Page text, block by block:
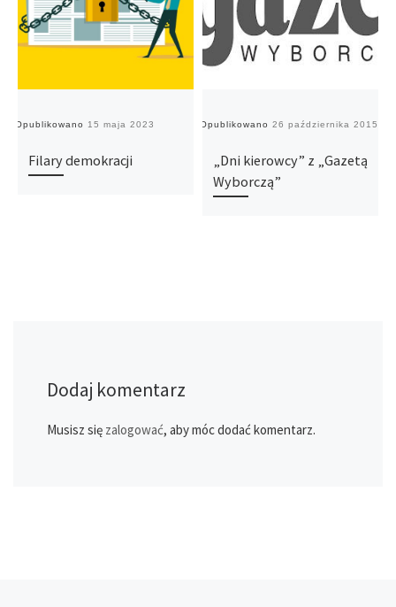
Opublikowano 15 maja 2023
Filary demokracji
Opublikowano 26 października 2015
„Dni kierowcy” z „Gazetą
Wyborczą”
Dodaj komentarz
Musisz się zalogować, aby móc dodać komentarz.